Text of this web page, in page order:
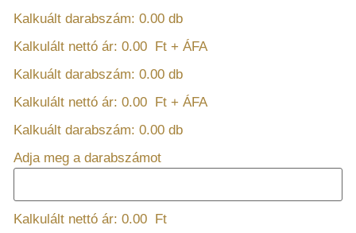
Kalkuált darabszám: 0.00 db
Kalkulált nettó ár: 0.00 Ft + ÁFA
Kalkuált darabszám: 0.00 db
Kalkulált nettó ár: 0.00 Ft + ÁFA
Kalkuált darabszám: 0.00 db
Adja meg a darabszámot
Kalkulált nettó ár: 0.00 Ft